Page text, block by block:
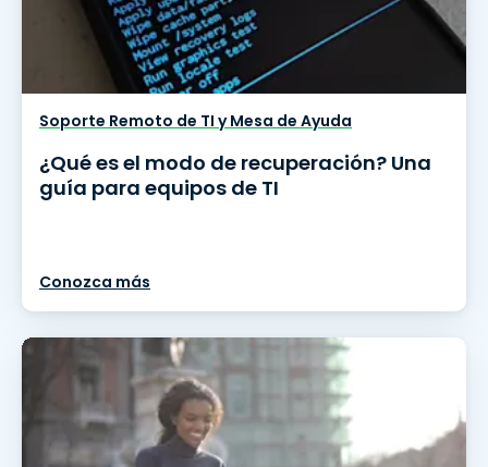
Soporte Remoto de TI y Mesa de Ayuda
¿Qué es el modo de recuperación? Una
guía para equipos de TI
Conozca más